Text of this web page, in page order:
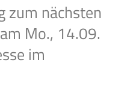
zum nächsten
Mo., 14.09.
im